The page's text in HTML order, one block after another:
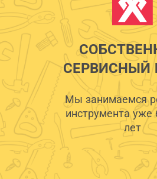
СЕРВИСНЫЙ
Мы занимаемся
инструмента уже
лет